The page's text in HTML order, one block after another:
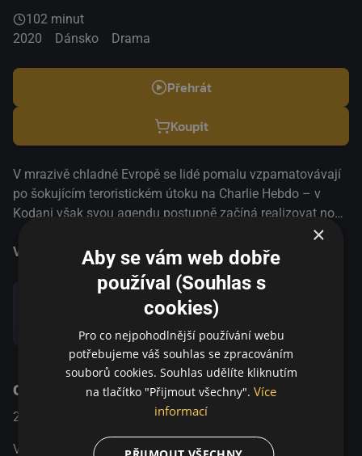
102 minut
2020
Dánsko Drama
Přehrát
Koupit
V mrazivě chladné Evropě se lidé pomalu vzpamatovávají
po šokujícím teroristickém útoku na Charlie Hebdo – v
Kodani však svou agendu postupně začíná realizovat nově
propuštěný zločinec Omar. Mezitím tři muži – filmař Finn,
židovský hlídač Dan a vysloužilý důstojník bojových sil
Rico – žijí své každodenní životy, aniž by si byli vědomi
společného osudu. Všichni jsou ovlivněni rychle se měnící
realitou kolem nich a zároveň se snaží pochopit každý svůj
vlastní soukromý svět. Až příliš pozdě si uvědomí, že život
se může změnit vmžiku, rychle a nemilosrdně, a jen na
jednom z nich zůstává, aby vyprávěl příběh o tragickém
útoku, který navždy poznamenal celou zemi.
Více informací
O pořadu
2020
V mrazivě chladné Evropě se lidé pomalu vzpamatovávají
×
Aby se vám web dobře
používal (Souhlas s
cookies)
Pro co nejpohodlnější používání webu
potřebujeme váš souhlas se zpracováním
souborů cookies. Souhlas udělíte kliknutím
na tlačítko "Přijmout všechny". Více
informací